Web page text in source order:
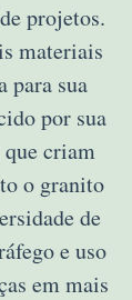
projetos.
materiais
para sua
por sua
que criam
o granito
de
e uso
em mais